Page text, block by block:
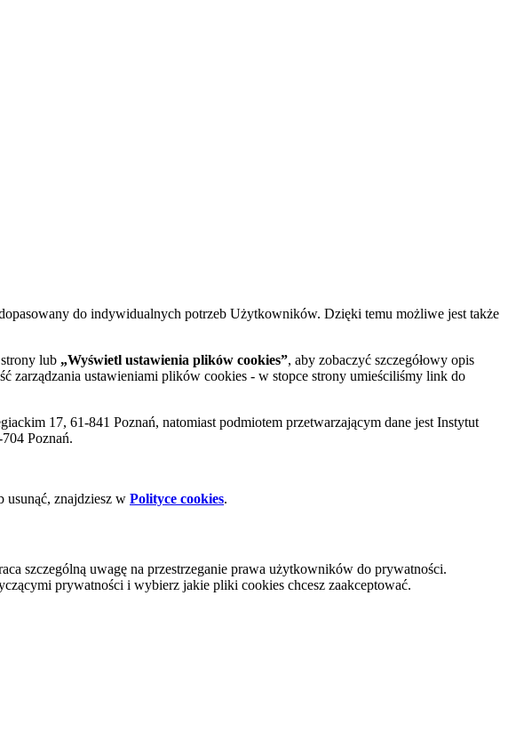
do indywidualnych potrzeb Użytkowników. Dzięki temu możliwe jest także
lub „Wyświetl ustawienia plików cookies”, aby zobaczyć szczegółowy opis
zarządzania ustawieniami plików cookies - w stopce strony umieściliśmy link do
17, 61-841 Poznań, natomiast podmiotem przetwarzającym dane jest Instytut
Poznań.
usunąć, znajdziesz w Polityce cookies.
szczególną uwagę na przestrzeganie prawa użytkowników do prywatności.
prywatności i wybierz jakie pliki cookies chcesz zaakceptować.